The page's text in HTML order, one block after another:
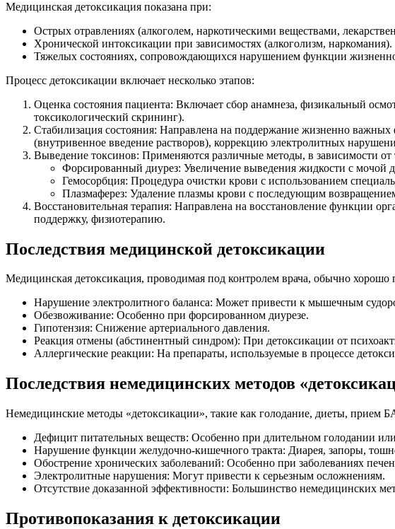
Медицинская детоксикация показана при:
Острых отравлениях (алкоголем, наркотическими веществами,
Хронической интоксикации при зависимостях (алкоголизм, наркомания).
Тяжелых состояниях, сопровождающихся нарушением функции
Процесс детоксикации включает несколько этапов:
Оценка состояния пациента: Включает сбор анамнеза, физикальный
токсикологический скрининг).
Стабилизация состояния: Направлена на поддержание жизненно
(внутривенное введение растворов), коррекцию электролитных
Выведение токсинов: Применяются различные методы, в зависимости от
Форсированный диурез: Увеличение выведения жидкости с мочой
Гемосорбция: Процедура очистки крови с использованием
Плазмаферез: Удаление плазмы крови с последующим
Восстановительная терапия: Направлена на восстановление функции
поддержку, физиотерапию.
Последствия медицинской детоксикации
Медицинская детоксикация, проводимая под контролем врача, обычно
Нарушение электролитного баланса: Может привести к мышечным
Обезвоживание: Особенно при форсированном диурезе.
Гипотензия: Снижение артериального давления.
Реакция отмены (абстинентный синдром): При детоксикации от
Аллергические реакции: На препараты, используемые в процессе
Последствия немедицинских методов
Немедицинские методы «детоксикации», такие как голодание, диеты, прием
Дефицит питательных веществ: Особенно при длительном голодании
Нарушение функции желудочно-кишечного тракта: Диарея, запоры,
Обострение хронических заболеваний: Особенно при заболеваниях
Электролитные нарушения: Могут привести к серьезным осложнениям.
Отсутствие доказанной эффективности: Большинство немедицинских
Противопоказания к детоксикации